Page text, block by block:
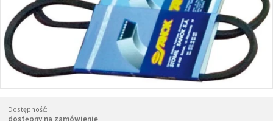
Dostępność: